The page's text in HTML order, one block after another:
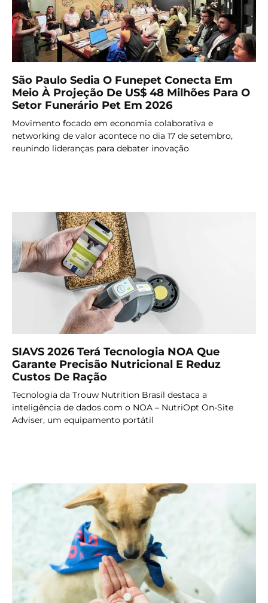
São Paulo Sedia O Funepet Conecta Em
Meio À Projeção De US$ 48 Milhões Para O
Setor Funerário Pet Em 2026
Movimento focado em economia colaborativa e
networking de valor acontece no dia 17 de setembro,
reunindo lideranças para debater inovação
SIAVS 2026 Terá Tecnologia NOA Que
Garante Precisão Nutricional E Reduz
Custos De Ração
Tecnologia da Trouw Nutrition Brasil destaca a
inteligência de dados com o NOA – NutriOpt On-Site
Adviser, um equipamento portátil